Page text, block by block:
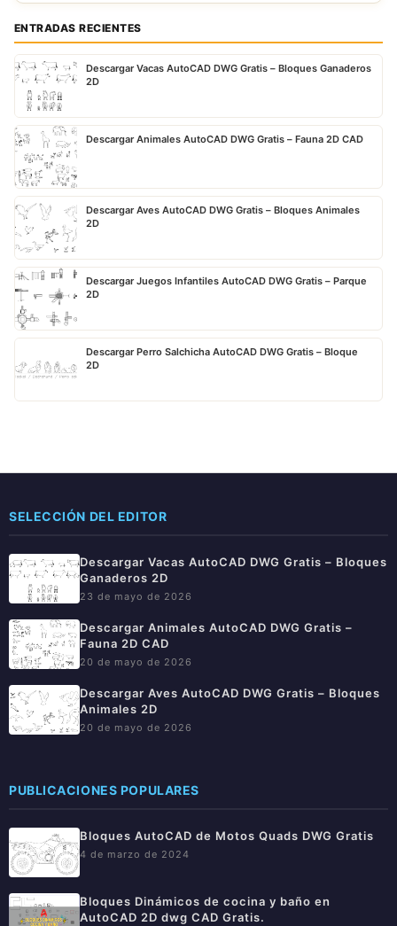
ENTRADAS RECIENTES
Descargar Vacas AutoCAD DWG Gratis – Bloques Ganaderos
2D
Descargar Animales AutoCAD DWG Gratis – Fauna 2D CAD
Descargar Aves AutoCAD DWG Gratis – Bloques Animales
2D
Descargar Juegos Infantiles AutoCAD DWG Gratis – Parque
2D
Descargar Perro Salchicha AutoCAD DWG Gratis – Bloque
2D
SELECCIÓN DEL EDITOR
Descargar Vacas AutoCAD DWG Gratis – Bloques
Ganaderos 2D
23 de mayo de 2026
Descargar Animales AutoCAD DWG Gratis –
Fauna 2D CAD
20 de mayo de 2026
Descargar Aves AutoCAD DWG Gratis – Bloques
Animales 2D
20 de mayo de 2026
PUBLICACIONES POPULARES
Bloques AutoCAD de Motos Quads DWG Gratis
4 de marzo de 2024
Bloques Dinámicos de cocina y baño en
AutoCAD 2D dwg CAD Gratis.